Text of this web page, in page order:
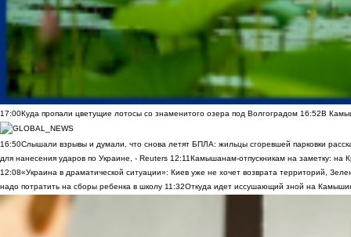
17:00Куда пропали цветущие лотосы со знаменитого озера под Волгоградом 16:52В
16:50Слышали взрывы и думали, что снова летят БПЛА: жильцы сгоревшей парковки
для нанесения ударов по Украине, - Reuters 12:11Камышанам-отпускникам на заметку: на
12:08«Украина в драматической ситуации»: Киев уже не хочет возврата территорий,
надо потратить на сборы ребенка в школу 11:32Откуда идет иссушающий зной на